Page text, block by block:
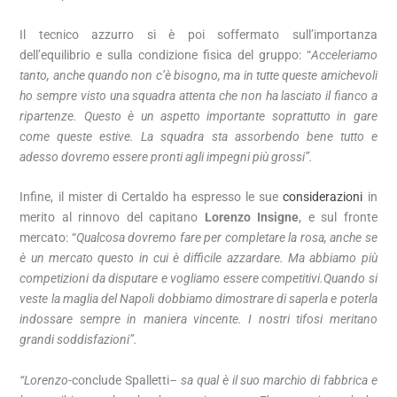
Il tecnico azzurro si è poi soffermato sull’importanza
dell’equilibrio e sulla condizione fisica del gruppo: “Acceleriamo
tanto, anche quando non c’è bisogno, ma in tutte queste amichevoli
ho sempre visto una squadra attenta che non ha lasciato il fianco a
ripartenze. Questo è un aspetto importante soprattutto in gare
come queste estive. La squadra sta assorbendo bene tutto e
adesso dovremo essere pronti agli impegni più grossi”.
Infine, il mister di Certaldo ha espresso le sueconsiderazioni in
merito al rinnovo del capitano Lorenzo Insigne, e sul fronte
mercato: “Qualcosa dovremo fare per completare la rosa, anche se
è un mercato questo in cui è difficile azzardare. Ma abbiamo più
competizioni da disputare e vogliamo essere competitivi.Quando si
veste la maglia del Napoli dobbiamo dimostrare di saperla e poterla
indossare sempre in maniera vincente. I nostri tifosi meritano
grandi soddisfazioni”.
“Lorenzo-conclude Spalletti– sa qual è il suo marchio di fabbrica e